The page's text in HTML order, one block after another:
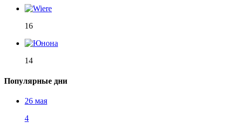
16
14
Популярные дни
26 мая
4